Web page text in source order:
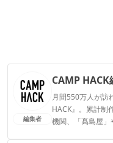
編集者
CAMP HACK
月間550万人が訪
HACK』。累計制
機関、「髙島屋